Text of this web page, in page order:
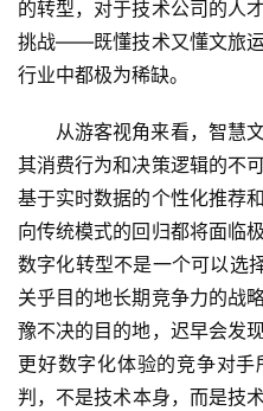
的转型，对于技术公司的人
挑战——既懂技术又懂文旅
行业中都极为稀缺。
从游客视角来看，智慧
其消费行为和决策逻辑的不
基于实时数据的个性化推荐
向传统模式的回归都将面临
数字化转型不是一个可以选
关乎目的地长期竞争力的战
豫不决的目的地，迟早会发
更好数字化体验的竞争对
判，不是技术本身，而是